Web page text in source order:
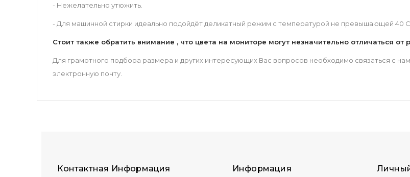
- Нежелательно утюжить.
- Для машинной стирки идеально подойдёт деликатный режим с температурой не превышающей 40 С.
Стоит также обратить внимание , что цвета на мониторе могут незначительно отличаться
Для грамотного подбора размера и других интересующих Вас вопросов необходимо связаться с
электронную почту.
Контактная Информация Информация